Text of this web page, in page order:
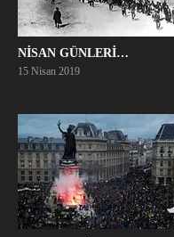
NİSAN GÜNLERİ…
15 Nisan 2019